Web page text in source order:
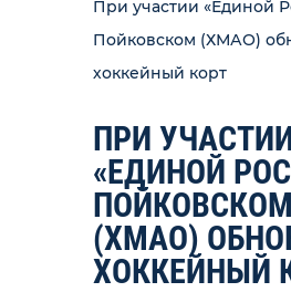
При участии «Единой
Пойковском (ХМАО)
хоккейный корт
ПРИ
«ЕДИНОЙ
ПОЙКОВСКОМ
(ХМАО)
ХОККЕЙНЫЙ